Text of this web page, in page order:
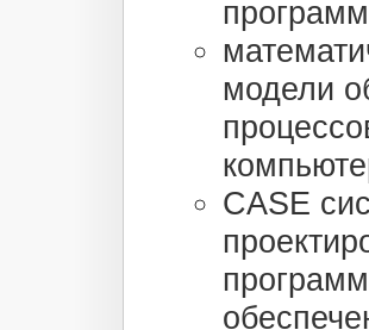
модели
CASE